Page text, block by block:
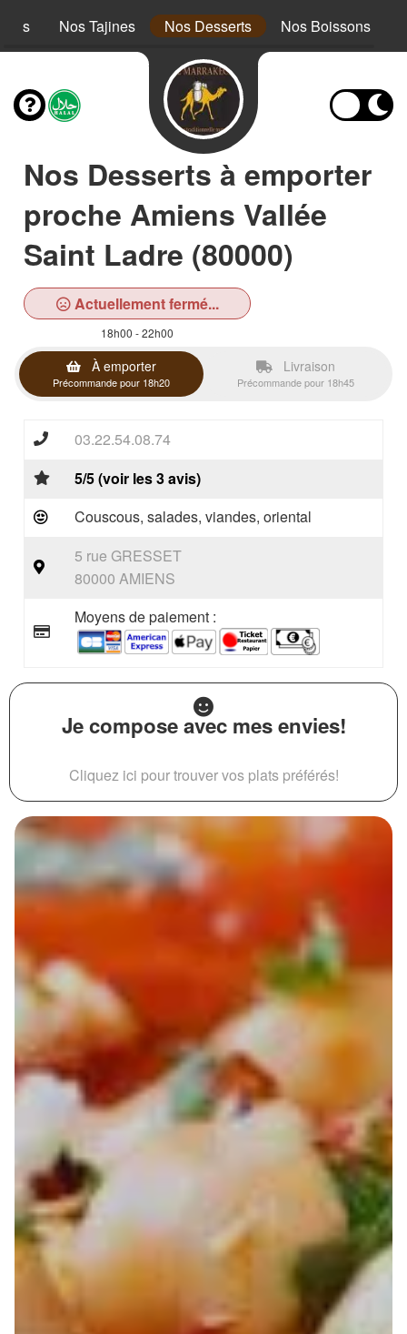
Nos Tajines Nos Desserts Nos Boissons
Nos Desserts à emporter
proche Amiens Vallée
Saint Ladre (80000)
Actuellement fermé...
18h00 - 22h00
À emporter
Précommande pour 18h20
Livraison
Précommande pour 18h45
03.22.54.08.74
5/5 (voir les 3 avis)
Couscous, salades, viandes, oriental
5 rue GRESSET
80000 AMIENS
Moyens de paiement :
Je compose avec mes envies!
Cliquez ici pour trouver vos plats préférés!